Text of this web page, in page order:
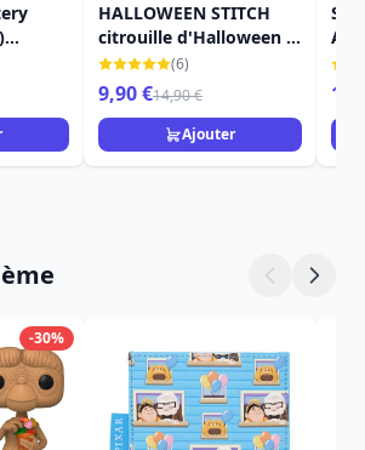
HALLOWEEN STITCH
citrouille d'Halloween -
DISNEY GRAND JESTER
(6)
9,90 €14,90 €
Ajouter
-30%